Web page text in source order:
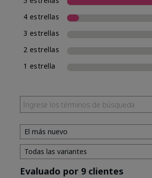
4 estrellas
3 estrellas
2 estrellas
1 estrella
Evaluado por 9 clientes